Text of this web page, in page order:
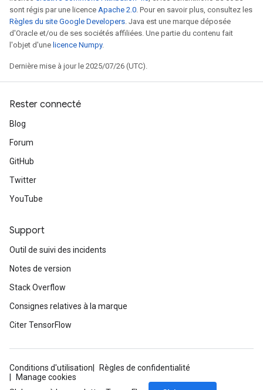
sont régis par une licence Apache 2.0. Pour en savoir plus, consultez les
Règles du site Google Developers. Java est une marque déposée
d'Oracle et/ou de ses sociétés affiliées. Une partie du contenu fait
l'objet d'une licence Numpy.
Dernière mise à jour le 2025/07/26 (UTC).
Rester connecté
Blog
Forum
GitHub
Twitter
YouTube
Support
Outil de suivi des incidents
Notes de version
Stack Overflow
Consignes relatives à la marque
Citer TensorFlow
Conditions d'utilisation
Règles de confidentialité
Manage cookies